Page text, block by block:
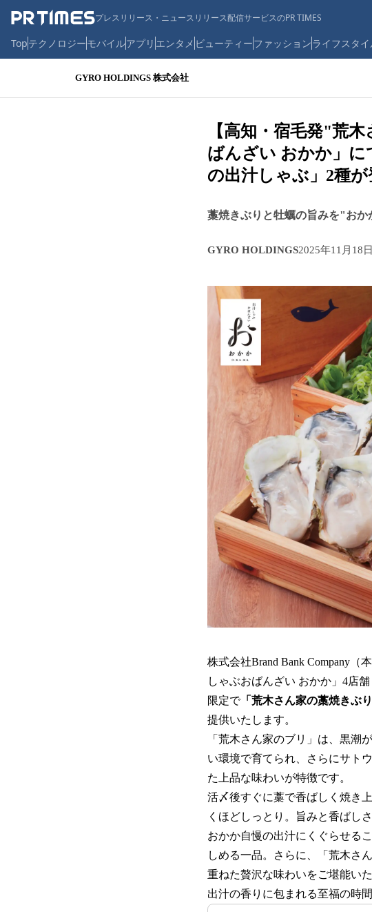
プレスリリース・ニュースリリース配信サービスのPR TIMES
Topテクノロジーモバイルアプリ エンタメ ビューティーファッションライフスタ
GYRO HOLDINGS 株式会社
【高知・宿毛発"荒
ばんざい おかか」に
の出汁しゃぶ」2種が
藁焼きぶりと牡蠣の旨みを"お
GYRO HOLDINGS2025年11月18
株式会社Brand Bank Company
しゃぶおばんざい おかか」4店
限定で「荒木さん家の藁焼きぶ
提供いたします。
「荒木さん家のブリ」は、黒潮
い環境で育てられ、さらにサト
た上品な味わいが特徴です。
活〆後すぐに藁で香ばしく焼き
くほどしっとり。旨みと香ばし
おかか自慢の出汁にくぐらせる
しめる一品。さらに、「荒木さ
重ねた贅沢な味わいをご堪能いた
出汁の香りに包まれる至福の時